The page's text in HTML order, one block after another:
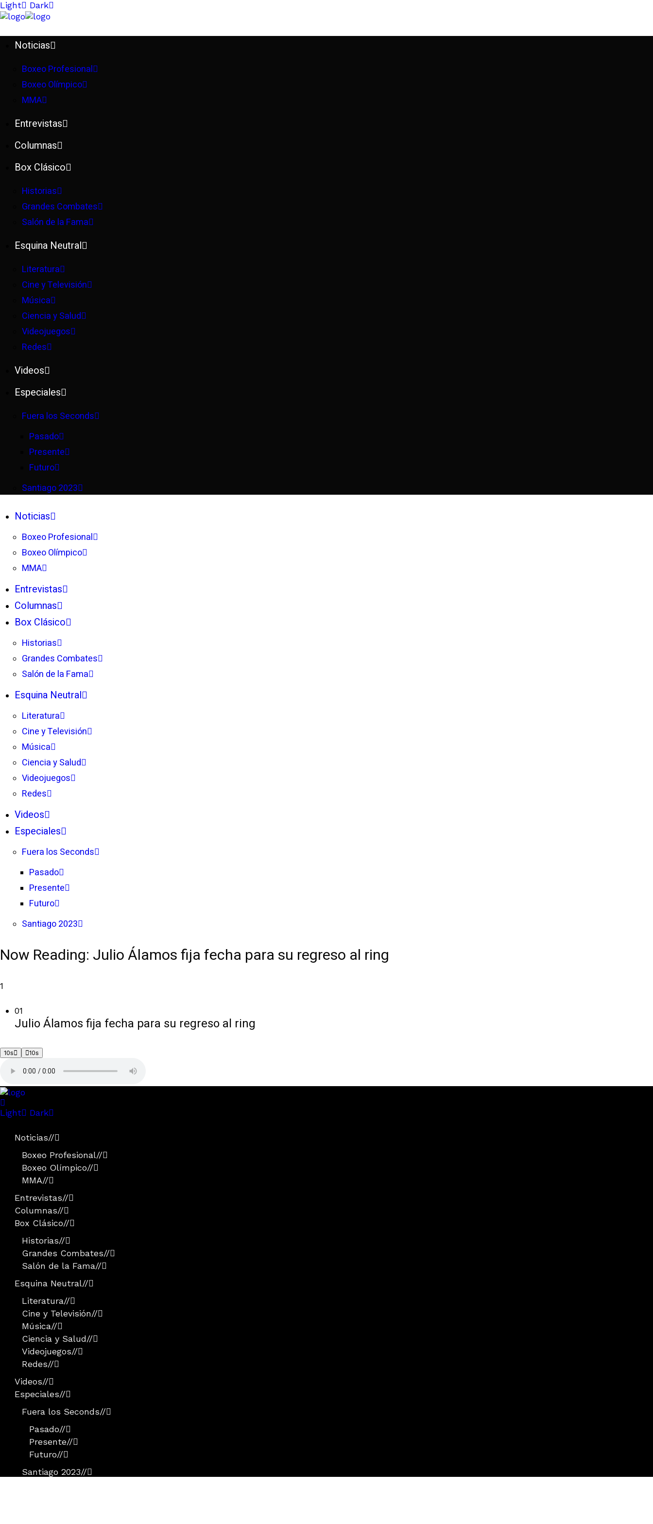
Light Dark
Noticias
Boxeo Profesional
Boxeo Olímpico
MMA
Entrevistas
Columnas
Box Clásico
Historias
Grandes Combates
Salón de la Fama
Esquina Neutral
Literatura
Cine y Televisión
Música
Ciencia y Salud
Videojuegos
Redes
Videos
Especiales
Fuera los Seconds
Pasado
Presente
Futuro
Santiago 2023
Noticias
Boxeo Profesional
Boxeo Olímpico
MMA
Entrevistas
Columnas
Box Clásico
Historias
Grandes Combates
Salón de la Fama
Esquina Neutral
Literatura
Cine y Televisión
Música
Ciencia y Salud
Videojuegos
Redes
Videos
Especiales
Fuera los Seconds
Pasado
Presente
Futuro
Santiago 2023
Now Reading: Julio Álamos fija fecha para su regreso al ring
1
01
Julio Álamos fija fecha para su regreso al ring
10s 10s
Light Dark
Noticias//
Boxeo Profesional//
Boxeo Olímpico//
MMA//
Entrevistas//
Columnas//
Box Clásico//
Historias//
Grandes Combates//
Salón de la Fama//
Esquina Neutral//
Literatura//
Cine y Televisión//
Música//
Ciencia y Salud//
Videojuegos//
Redes//
Videos//
Especiales//
Fuera los Seconds//
Pasado//
Presente//
Futuro//
Santiago 2023//